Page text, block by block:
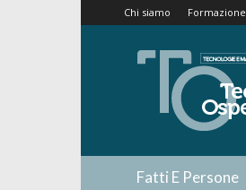
Chi siamo Formazione
Tecnica
Ospedaliera
Fatti E Persone